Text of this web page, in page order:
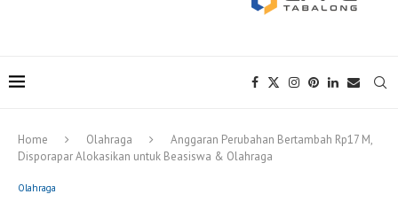
Home Olahraga
Anggaran Perubahan Bertambah Rp17 M,
Disporapar Alokasikan untuk Beasiswa & Olahraga
Olahraga